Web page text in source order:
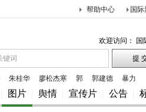
国际
帮助中心
欢迎访问： 国
朱桂华 廖松杰寒 郭 郭建德 暴力
图片 舆情 宣传片 公告